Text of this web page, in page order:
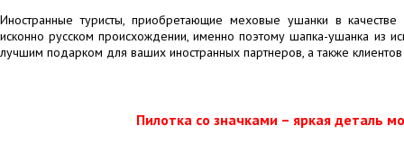
Иностранные туристы, приобретающие меховые ушанки в
исконно русском происхождении, именно поэтому шапка-ушанка из
лучшим подарком для ваших иностранных партнеров, а также
Пилотка со значками – яркая деталь